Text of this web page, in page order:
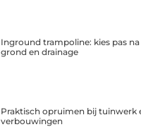
Inground trampoline: kies pas
grond en drainage
Praktisch opruimen bij tuinwerk
verbouwingen